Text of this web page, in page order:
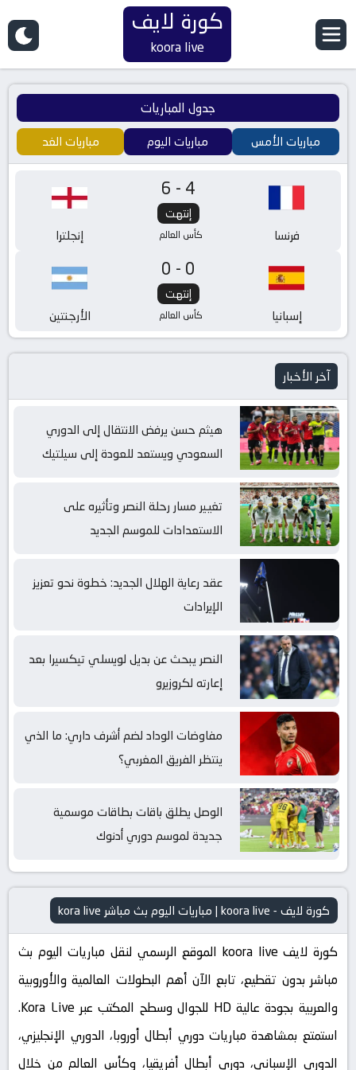
كورة لايف
koora live
جدول المباريات
مباريات الأمس مباريات اليوم مباريات الغد
فرنسا
6-4
إنتهت
كأس العالم إنجلترا
إسبانيا
0-0
إنتهت
كأس العالم الأرجنتين
آخر الأخبار
هيثم حسن يرفض الانتقال إلى الدوري
السعودي ويستعد للعودة إلى سيلتيك
تغيير مسار رحلة النصر وتأثيره على
الاستعدادات للموسم الجديد
عقد رعاية الهلال الجديد: خطوة نحو تعزيز
الإيرادات
النصر يبحث عن بديل لويسلي تيكسيرا بعد
إعارته لكروزيرو
مفاوضات الوداد لضم أشرف داري: ما الذي
ينتظر الفريق المغربي؟
الوصل يطلق باقات بطاقات موسمية
جديدة لموسم دوري أدنوك
كورة لايف - koora live | مباريات اليوم بث مباشر kora live
كورة لايف koora live الموقع الرسمي لنقل مباريات اليوم بث
مباشر بدون تقطيع، تابع الآن أهم البطولات العالمية والأوروبية
والعربية بجودة عالية HD للجوال وسطح المكتب عبر Kora Live.
استمتع بمشاهدة مباريات دوري أبطال أوروبا، الدوري الإنجليزي،
الدوري الإسباني، دوري أبطال أفريقيا، وكأس العالم من خلال